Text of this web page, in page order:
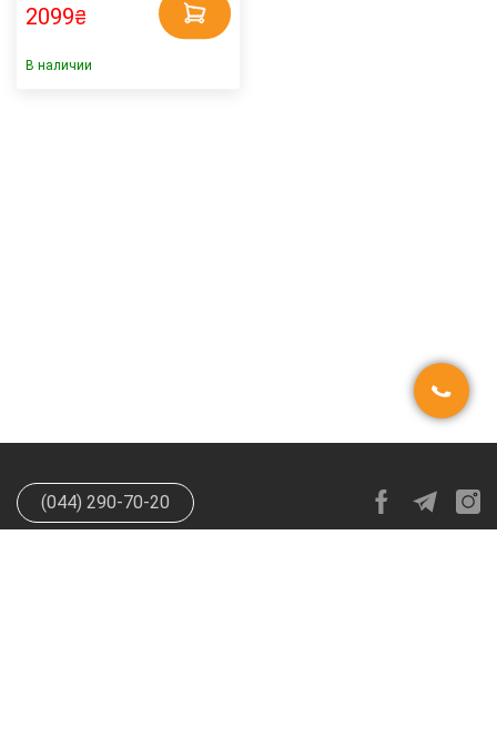
2099₴
В наличии
(044) 290-70-20